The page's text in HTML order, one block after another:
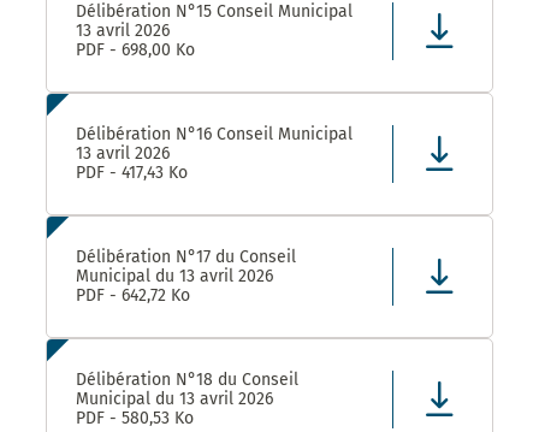
Délibération N°15 Conseil Municipal
13 avril 2026
PDF - 698,00 Ko
Délibération N°16 Conseil Municipal
13 avril 2026
PDF - 417,43 Ko
Délibération N°17 du Conseil
Municipal du 13 avril 2026
PDF - 642,72 Ko
Délibération N°18 du Conseil
Municipal du 13 avril 2026
PDF - 580,53 Ko